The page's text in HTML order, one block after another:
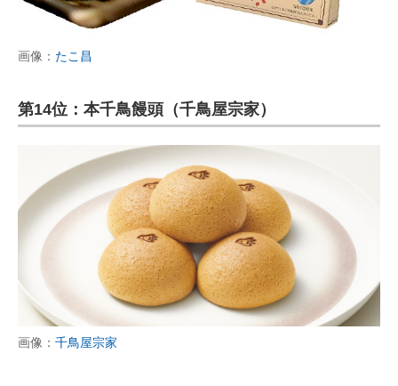
画像： たこ昌
第14位：本千鳥饅頭（千鳥屋宗家）
画像： 千鳥屋宗家